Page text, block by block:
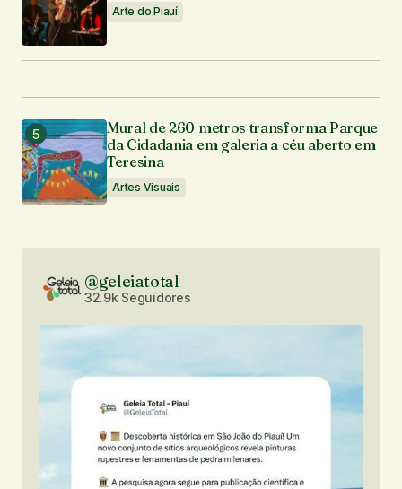
Arte do Piauí
Mural de 260 metros transforma Parque
da Cidadania em galeria a céu aberto em
Teresina
Artes Visuais
@geleiatotal
32.9k Seguidores